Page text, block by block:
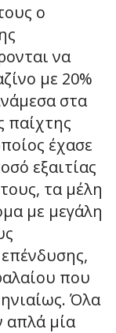
ο
να
με 20%
στα
παίχτης
έχασε
εξαιτίας
τα μέλη
με μεγάλη
που
Όλα
απλά μία